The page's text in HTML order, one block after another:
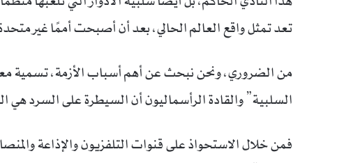
تعد تمثل واقع العالم الحالي، بعد أن أصبحت أممًا غير
من الضروري، ونحن نبحث عن أهم أسباب الأزمة، تسمية
السلبية” والقادة الرأسماليون أن السيطرة على السرد هي
فمن خلال الاستحواذ على قنوات التلفزيون والإذاعة